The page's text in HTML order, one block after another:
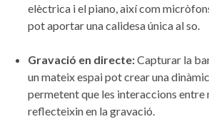
elèctrica i ‌el​ piano,‌ així com
pot ‌aportar una ‌calidesa única al so.
Gravació⁢ en directe:Capturar‌ la
un mateix espai pot crear una
permetent que les‍ interaccions entre
reflecteixin ‍en la gravació.